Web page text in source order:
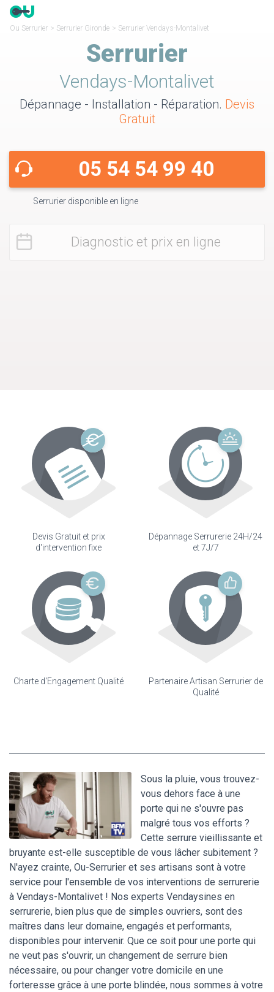
Ou Serrurier > Serrurier Gironde > Serrurier Vendays-Montalivet
Serrurier
Vendays-Montalivet
Dépannage - Installation - Réparation. Devis
Gratuit
05 54 54 99 40
Serrurier disponible en ligne
Diagnostic et prix en ligne
Devis Gratuit et prix
d'intervention fixe
Dépannage Serrurerie 24H/24
et 7J/7
Charte d'Engagement Qualité
Partenaire Artisan Serrurier de
Qualité
Sous la pluie, vous trouvez-
vous dehors face à une
porte qui ne s'ouvre pas
malgré tous vos efforts ?
Cette serrure vieillissante et
bruyante est-elle susceptible de vous lâcher subitement ?
N'ayez crainte, Ou-Serrurier et ses artisans sont à votre
service pour l'ensemble de vos interventions de serrurerie
à Vendays-Montalivet ! Nos experts Vendaysines en
serrurerie, bien plus que de simples ouvriers, sont des
maîtres dans leur domaine, engagés et performants,
disponibles pour intervenir. Que ce soit pour une porte qui
ne veut pas s'ouvrir, un changement de serrure bien
nécessaire, ou pour changer votre domicile en une
forteresse grâce à une porte blindée, nous sommes à votre